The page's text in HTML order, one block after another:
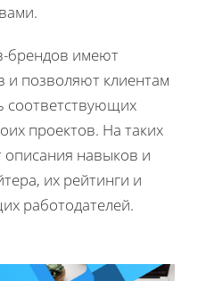
брендов имеют
и позволяют клиентам
соответствующих
проектов. На таких
описания навыков и
их рейтинги и
работодателей.